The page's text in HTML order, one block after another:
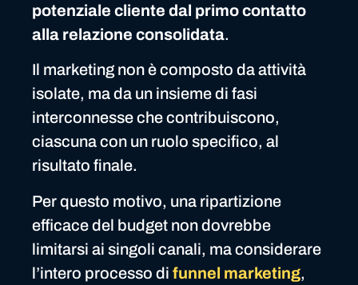
potenziale cliente dal primo contatto
alla relazione consolidata.
Il marketing non è composto da attività
isolate, ma da un insieme di fasi
interconnesse che contribuiscono,
ciascuna con un ruolo specifico, al
risultato finale.
Per questo motivo, una ripartizione
efficace del budget non dovrebbe
limitarsi ai singoli canali, ma considerare
l’intero processo di funnel marketing,